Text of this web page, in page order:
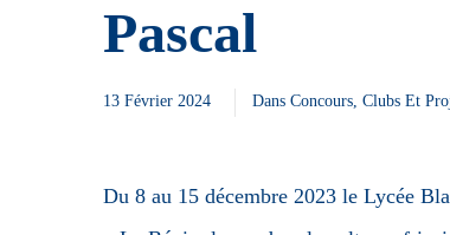
Pascal
13 Février 2024 Dans Concours, Clubs Et
Du 8 au 15 décembre 2023 le Lycée